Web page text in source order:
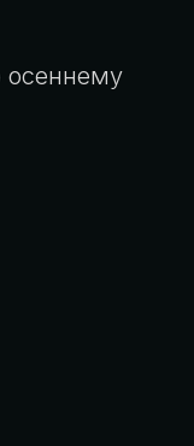
осеннему